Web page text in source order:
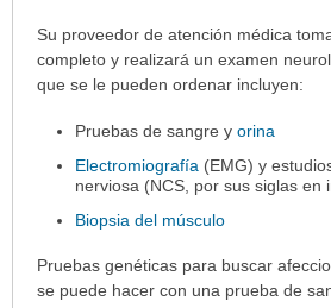
Pruebas
exámenes
extendido.
Su proveedor de atención médica
completo y realizará un examen
que se le pueden ordenar incluyen:
Pruebas de sangre yorina
Electromiografía (EMG) y
nerviosa (NCS, por sus siglas en
Biopsia del músculo
Pruebas genéticas para buscar
se puede hacer con una prueba de